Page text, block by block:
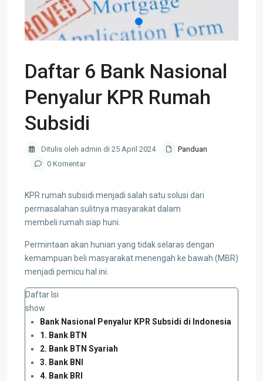
Daftar 6 Bank Nasional
Penyalur KPR Rumah
Subsidi
Ditulis oleh admin di 25 April 2024
Panduan
0 Komentar
KPR rumah subsidi menjadi salah satu solusi dari
permasalahan sulitnya masyarakat dalam
membeli rumah siap huni.
Permintaan akan hunian yang tidak selaras dengan
kemampuan beli masyarakat menengah ke bawah (MBR)
menjadi pemicu hal ini.
Daftar Isi
show
Bank Nasional Penyalur KPR Subsidi di Indonesia
1. Bank BTN
2. Bank BTN Syariah
3. Bank BNI
4. Bank BRI